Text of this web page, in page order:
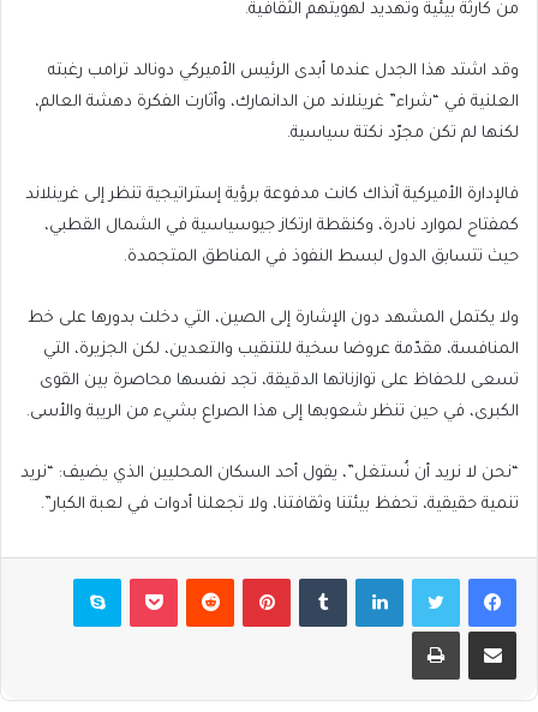
من كارثة بيئية وتهديد لهويتهم الثقافية.
وقد اشتد هذا الجدل عندما أبدى الرئيس الأميركي دونالد ترامب رغبته
العلنية في “شراء” غرينلاند من الدانمارك، وأثارت الفكرة دهشة العالم،
لكنها لم تكن مجرّد نكتة سياسية.
فالإدارة الأميركية آنذاك كانت مدفوعة برؤية إستراتيجية تنظر إلى غرينلاند
كمفتاح لموارد نادرة، وكنقطة ارتكاز جيوسياسية في الشمال القطبي،
حيث تتسابق الدول لبسط النفوذ في المناطق المتجمدة.
ولا يكتمل المشهد دون الإشارة إلى الصين، التي دخلت بدورها على خط
المنافسة، مقدّمة عروضا سخية للتنقيب والتعدين، لكن الجزيرة، التي
تسعى للحفاظ على توازناتها الدقيقة، تجد نفسها محاصرة بين القوى
الكبرى، في حين تنظر شعوبها إلى هذا الصراع بشيء من الريبة والأسى.
“نحن لا نريد أن نُستغل”، يقول أحد السكان المحليين الذي يضيف: “نريد
تنمية حقيقية، تحفظ بيئتنا وثقافتنا، ولا تجعلنا أدوات في لعبة الكبار”.
فيسبوكتويتر لينكدإن بينتيريست بوكيت سكايب
مشاركة عبر البريد طباعة